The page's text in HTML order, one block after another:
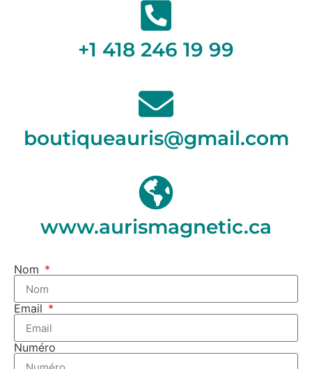
+1 418 246 19 99
boutiqueauris@gmail.com
www.aurismagnetic.ca
Nom
Email
Numéro